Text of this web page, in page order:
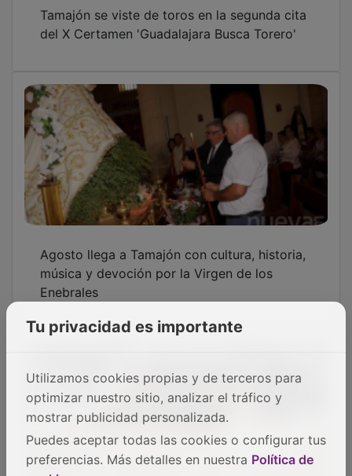
del X Certamen 'Guadalajara Busca Torero'
música y devoción por la Virgen de los
Enebrales
Tu privacidad es importante
Utilizamos cookies propias y de terceros para
optimizar nuestro sitio, analizar el tráfico y
mostrar publicidad personalizada.
Puedes aceptar todas las cookies o configurar tus
preferencias. Más detalles en nuestra Política de